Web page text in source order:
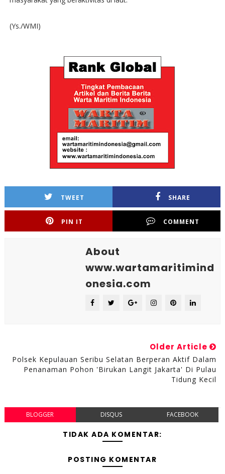
(Ys./WMI)
TWEET SHARE
PIN IT COMMENT
About
www.wartamaritimind
onesia.com
Older Article
Polsek Kepulauan Seribu Selatan Berperan Aktif Dalam
Penanaman Pohon 'Birukan Langit Jakarta' Di Pulau
Tidung Kecil
BLOGGER DISQUS FACEBOOK
TIDAK ADA KOMENTAR:
POSTING KOMENTAR